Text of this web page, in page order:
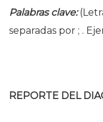
Palabras clave:
separadas por ; .
REPORTE DEL